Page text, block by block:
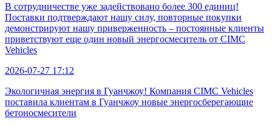
В сотрудничестве уже задействовано более 300 единиц!
Поставки подтверждают нашу силу, повторные покупки
демонстрируют нашу приверженность – постоянные клиенты
приветствуют еще один новый энергосмеситель от CIMC
Vehicles
2026-07-27 17:12
Экологичная энергия в Гуанчжоу! Компания CIMC Vehicles
поставила клиентам в Гуанчжоу новые энергосберегающие
бетоносмесители